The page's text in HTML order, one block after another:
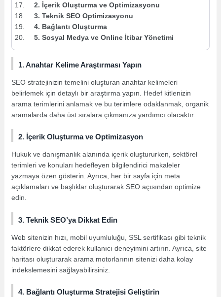
2. İçerik Oluşturma ve Optimizasyonu
3. Teknik SEO Optimizasyonu
4. Bağlantı Oluşturma
5. Sosyal Medya ve Online İtibar Yönetimi
1. Anahtar Kelime Araştırması Yapın
SEO stratejinizin temelini oluşturan anahtar kelimeleri
belirlemek için detaylı bir araştırma yapın. Hedef kitlenizin
arama terimlerini anlamak ve bu terimlere odaklanmak, organik
aramalarda daha üst sıralara çıkmanıza yardımcı olacaktır.
2. İçerik Oluşturma ve Optimizasyon
Hukuk ve danışmanlık alanında içerik oluştururken, sektörel
terimleri ve konuları hedefleyen bilgilendirici makaleler
yazmaya özen gösterin. Ayrıca, her bir sayfa için meta
açıklamaları ve başlıklar oluşturarak SEO açısından optimize
edin.
3. Teknik SEO’ya Dikkat Edin
Web sitenizin hızı, mobil uyumluluğu, SSL sertifikası gibi teknik
faktörlere dikkat ederek kullanıcı deneyimini artırın. Ayrıca, site
haritası oluşturarak arama motorlarının sitenizi daha kolay
indekslemesini sağlayabilirsiniz.
4. Bağlantı Oluşturma Stratejisi Geliştirin